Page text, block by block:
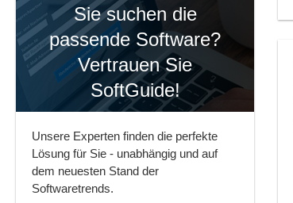
Sie suchen die
passende Software?
Vertrauen Sie
SoftGuide!
Unsere Experten finden die perfekte
Lösung für Sie - unabhängig und auf
dem neuesten Stand der
Softwaretrends.